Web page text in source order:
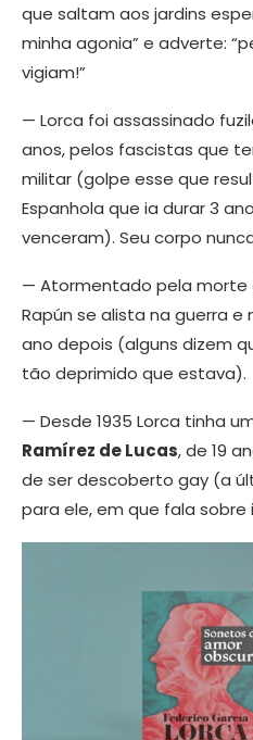
que saltam aos jardins
minha agonia” e adverte:
vigiam!”
— Lorca foi assassinado
anos, pelos fascistas que
militar (golpe esse que
Espanhola que ia durar 3
venceram). Seu corpo
— Atormentado pela morte
Rapún se alista na guerra
ano depois (alguns dizem
tão deprimido que estava).
— Desde 1935 Lorca tinha
Ramírez de Lucas, de 19
de ser descoberto gay (a
para ele, em que fala sobre